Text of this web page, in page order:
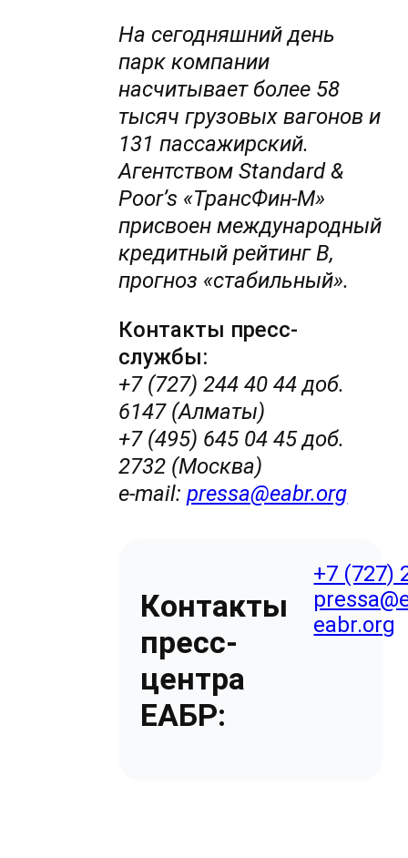
На сегодняшний день
парк компании
насчитывает более 58
тысяч грузовых вагонов и
131 пассажирский.
Агентством Standard &
Poor’s «ТрансФин-М»
присвоен международный
кредитный рейтинг B,
прогноз «стабильный».
Контакты пресс-
службы:
+7 (727) 244 40 44 доб.
6147 (Алматы)
+7 (495) 645 04 45 доб.
2732 (Москва)
e-mail:pressa@eabr.org
Контакты
пресс-
центра
ЕАБР:
+7 (727)
eabr.org